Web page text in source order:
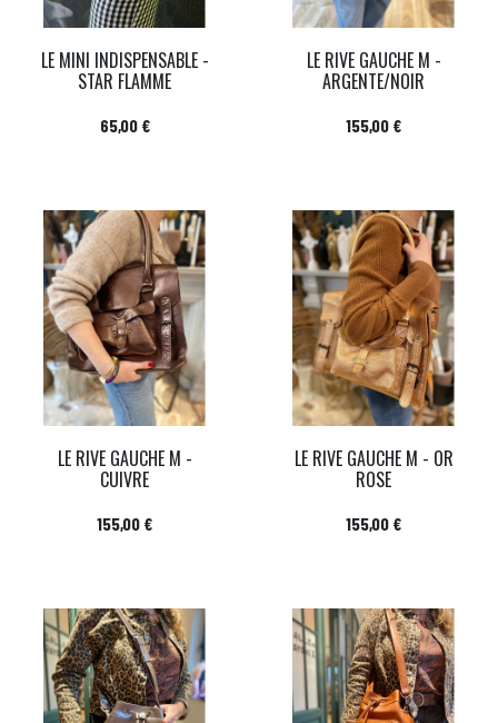
LE MINI INDISPENSABLE -
STAR FLAMME
Prix
65,00 €
LE RIVE GAUCHE M -
ARGENTE/NOIR
Prix
155,00 €
LE RIVE GAUCHE M -
CUIVRE
Prix
155,00 €
LE RIVE GAUCHE M - OR
ROSE
Prix
155,00 €